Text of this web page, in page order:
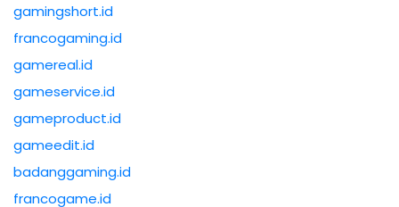
gamingshort.id
francogaming.id
gamereal.id
gameservice.id
gameproduct.id
gameedit.id
badanggaming.id
francogame.id